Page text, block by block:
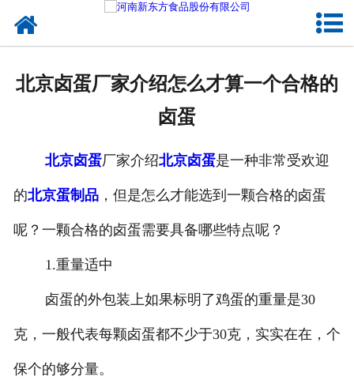
加入新东方
北京卤蛋厂家介绍怎么才算一个合格的
卤蛋
北京卤蛋厂家介绍北京卤蛋是一种非常受欢迎
的北京蛋制品，但是怎么才能选到一颗合格的卤蛋
呢？一颗合格的卤蛋需要具备哪些特点呢？
1.重量适中
卤蛋的外包装上如果标明了鸡蛋的重量是30
克，一般代表每颗卤蛋都不少于30克，实实在在，个
保个的够分量。